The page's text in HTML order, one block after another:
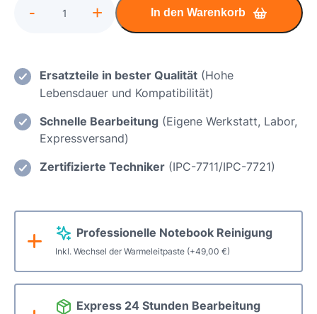
Professionelle Notebook Reinigung
Inkl. Wechsel der Warmeleitpaste (+49,00 €)
Express 24 Stunden Bearbeitung
Acer
-
A715
Reparatur
Menge
- + In den Warenkorb
Ersatzteile in bester Qualität (Hohe
Lebensdauer und Kompatibilität)
Schnelle Bearbeitung (Eigene Werkstatt, Labor,
Expressversand)
Zertifizierte Techniker (IPC-7711/IPC-7721)